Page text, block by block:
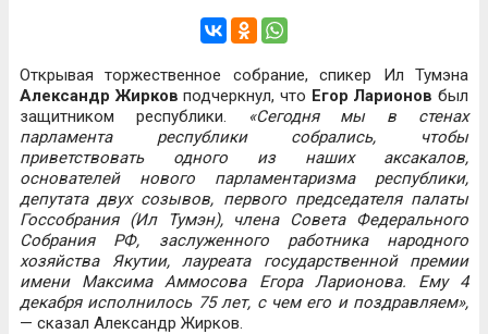
Открывая торжественное собрание, спикер Ил Тумэна
Александр Жирков подчеркнул, что Егор Ларионов был
защитником республики. «Сегодня мы в стенах
парламента республики собрались, чтобы
приветствовать одного из наших аксакалов,
основателей нового парламентаризма республики,
депутата двух созывов, первого председателя палаты
Госсобрания (Ил Тумэн), члена Совета Федерального
Собрания РФ, заслуженного работника народного
хозяйства Якутии, лауреата государственной премии
имени Максима Аммосова Егора Ларионова. Ему 4
декабря исполнилось 75 лет, с чем его и поздравляем»,
— сказал Александр Жирков.